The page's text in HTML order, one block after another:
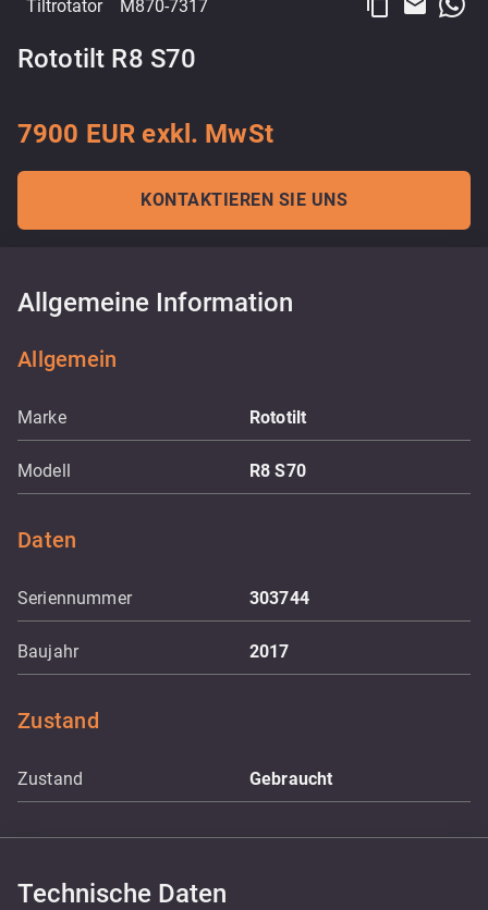
Tiltrotator M870-7317 content_copy email
Rototilt R8 S70
7900 EUR exkl. MwSt
KONTAKTIEREN SIE UNS
Allgemeine Information
Allgemein
Marke Rototilt
Modell R8 S70
Daten
Seriennummer 303744
Baujahr 2017
Zustand
Zustand Gebraucht
Technische Daten